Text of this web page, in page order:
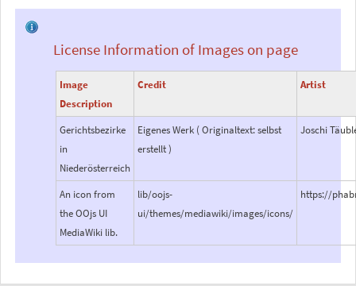
License Information of Images on page
Image
Description
Credit Artist
Gerichtsbezirke
in
Niederösterreich
Eigenes Werk ( Originaltext: selbst
erstellt )
Joschi
An icon from
the OOjs UI
MediaWiki lib.
lib/oojs-
ui/themes/mediawiki/images/icons/
https://